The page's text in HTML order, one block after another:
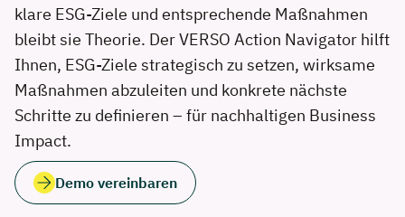
klare ESG-Ziele und entsprechende Maßnahmen
bleibt sie Theorie. Der VERSO Action Navigator hilft
Ihnen, ESG-Ziele strategisch zu setzen, wirksame
Maßnahmen abzuleiten und konkrete nächste
Schritte zu definieren – für nachhaltigen Business
Impact.
Demo vereinbaren